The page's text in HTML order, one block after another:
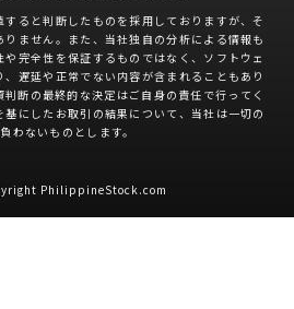
ると判断したものを採用しておりますが、そ
ません。また、当社独自の分析による情報も
完全性を保証するものではなく、ソフトウェ
遅延や正常でない内容が含まれることもあり
断の最終的な決定はご自身の責任で行ってく
にしたお取引の結果について、当社は一切の
わないものとします。
PhilippineStock.com